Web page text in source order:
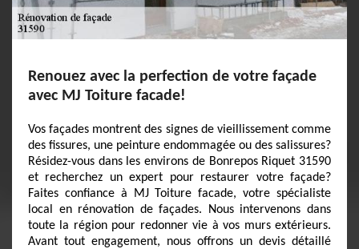
Renouez avec la perfection de votre façade
avec MJ Toiture facade!
Vos façades montrent des signes de vieillissement comme
des fissures, une peinture endommagée ou des salissures?
Résidez-vous dans les environs de Bonrepos Riquet 31590
et recherchez un expert pour restaurer votre façade?
Faites confiance à MJ Toiture facade, votre spécialiste
local en rénovation de façades. Nous intervenons dans
toute la région pour redonner vie à vos murs extérieurs.
Avant tout engagement, nous offrons un devis détaillé